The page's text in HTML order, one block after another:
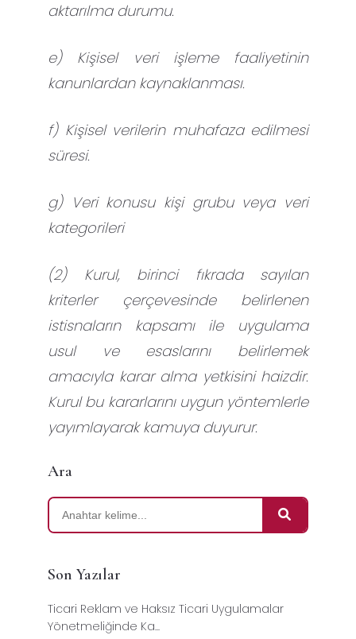
aktarılma durumu.
e) Kişisel veri işleme faaliyetinin
kanunlardan kaynaklanması.
f) Kişisel verilerin muhafaza edilmesi
süresi.
g) Veri konusu kişi grubu veya veri
kategorileri
(2) Kurul, birinci fıkrada sayılan
kriterler çerçevesinde belirlenen
istisnaların kapsamı ile uygulama
usul ve esaslarını belirlemek
amacıyla karar alma yetkisini haizdir.
Kurul bu kararlarını uygun yöntemlerle
yayımlayarak kamuya duyurur.
Ara
Son Yazılar
Ticari Reklam ve Haksız Ticari Uygulamalar
Yönetmeliğinde Ka...